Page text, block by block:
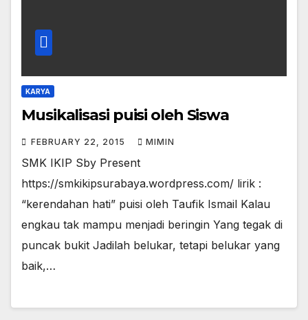
KARYA
Musikalisasi puisi oleh Siswa
FEBRUARY 22, 2015 MIMIN
SMK IKIP Sby Present
https://smkikipsurabaya.wordpress.com/ lirik :
“kerendahan hati” puisi oleh Taufik Ismail Kalau
engkau tak mampu menjadi beringin Yang tegak di
puncak bukit Jadilah belukar, tetapi belukar yang
baik,…